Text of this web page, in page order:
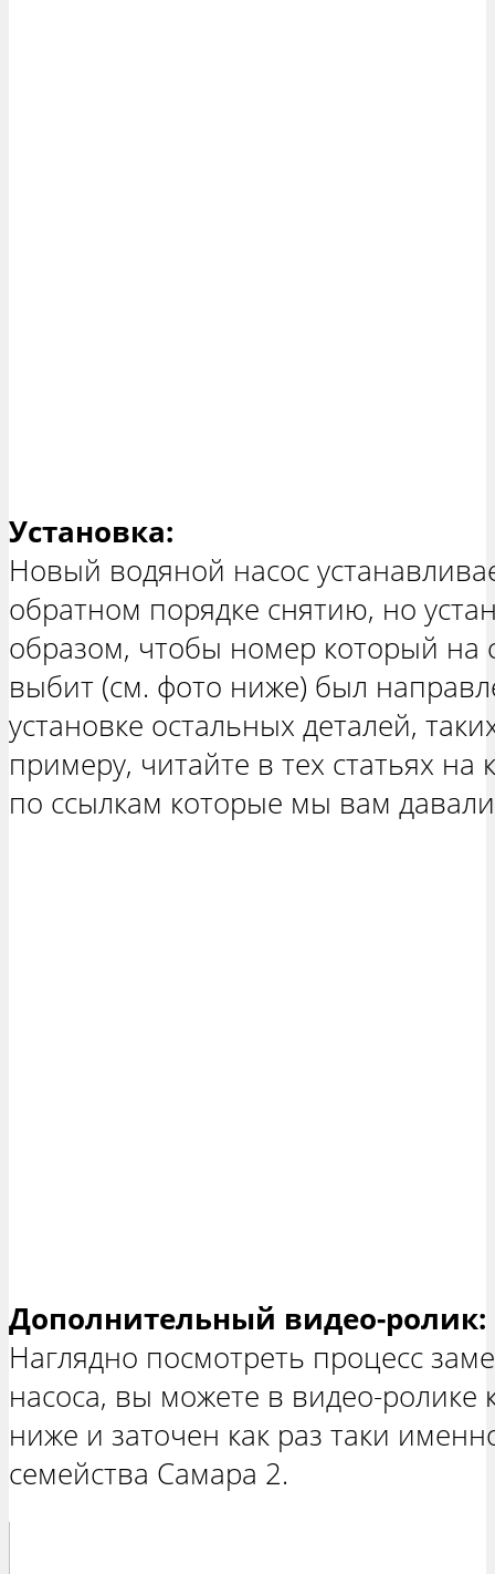
Установка:
Новый водяной насос
обратном порядке снятию, но
образом, чтобы номер который на
выбит (см. фото ниже) был
установке остальных деталей,
примеру, читайте в тех статьях
по ссылкам которые мы вам
Дополнительный видео-ролик:
Наглядно посмотреть процесс
насоса, вы можете в видео-
ниже и заточен как раз таки
семейства Самара 2.